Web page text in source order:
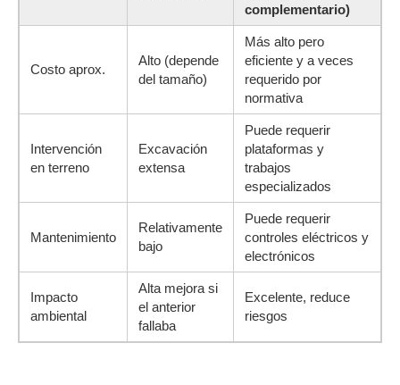
complementario)
Costo aprox.
Alto (depende
del tamaño)
Más alto pero
eficiente y a veces
requerido por
normativa
Intervención
en terreno
Excavación
extensa
Puede requerir
plataformas y
trabajos
especializados
Mantenimiento
Relativamente
bajo
Puede requerir
controles eléctricos y
electrónicos
Impacto
ambiental
Alta mejora si
el anterior
fallaba
Excelente, reduce
riesgos